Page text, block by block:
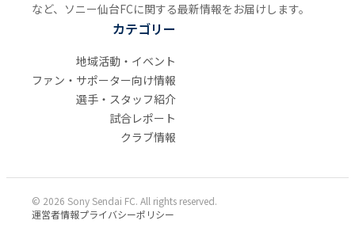
など、ソニー仙台FCに関する最新情報をお届けします。
カテゴリー
地域活動・イベント
ファン・サポーター向け情報
選手・スタッフ紹介
試合レポート
クラブ情報
© 2026 Sony Sendai FC. All rights reserved.
運営者情報プライバシーポリシー